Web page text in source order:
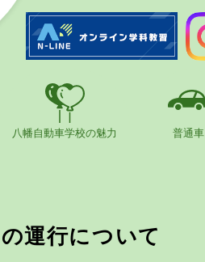
免許をとったら
八幡自動車学校の魅力 普通車
障がいをお持ちの方へ
二輪車に乗ろう
保護者の方へ
運行について